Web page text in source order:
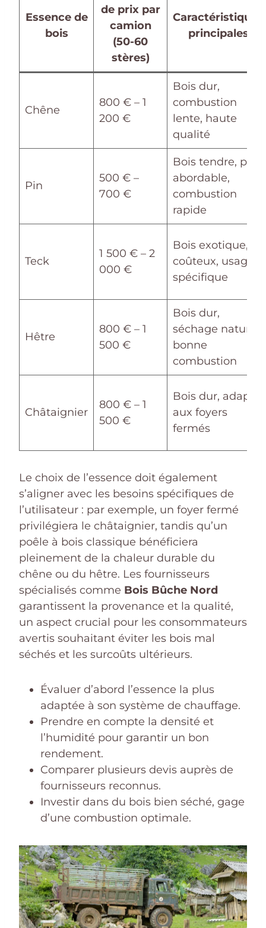
Essence de
bois
de prix par
camion
(50-60
stères)
Caractéristiques
principales
Chêne
800 € – 1
200 €
Bois dur,
combustion
lente, haute
qualité
Pin
500 € –
700 €
Bois tendre, prix
abordable,
combustion
rapide
Teck
1 500 € – 2
000 €
Bois exotique,
coûteux, usage
spécifique
Hêtre
800 € – 1
500 €
Bois dur,
séchage naturel,
bonne
combustion
Châtaignier
800 € – 1
500 €
Bois dur, adapté
aux foyers
fermés
Le choix de l’essence doit également
s’aligner avec les besoins spécifiques de
l’utilisateur : par exemple, un foyer fermé
privilégiera le châtaignier, tandis qu’un
poêle à bois classique bénéficiera
pleinement de la chaleur durable du
chêne ou du hêtre. Les fournisseurs
spécialisés comme Bois Bûche Nord
garantissent la provenance et la qualité,
un aspect crucial pour les consommateurs
avertis souhaitant éviter les bois mal
séchés et les surcoûts ultérieurs.
Évaluer d’abord l’essence la plus
adaptée à son système de chauffage.
Prendre en compte la densité et
l’humidité pour garantir un bon
rendement.
Comparer plusieurs devis auprès de
fournisseurs reconnus.
Investir dans du bois bien séché, gage
d’une combustion optimale.